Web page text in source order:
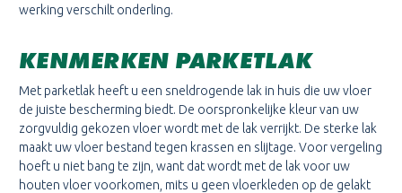
werking verschilt onderling.
KENMERKEN PARKETLAK
Met parketlak heeft u een sneldrogende lak in huis die uw vloer
de juiste bescherming biedt. De oorspronkelijke kleur van uw
zorgvuldig gekozen vloer wordt met de lak verrijkt. De sterke lak
maakt uw vloer bestand tegen krassen en slijtage. Voor vergeling
hoeft u niet bang te zijn, want dat wordt met de lak voor uw
houten vloer voorkomen, mits u geen vloerkleden op de gelakt